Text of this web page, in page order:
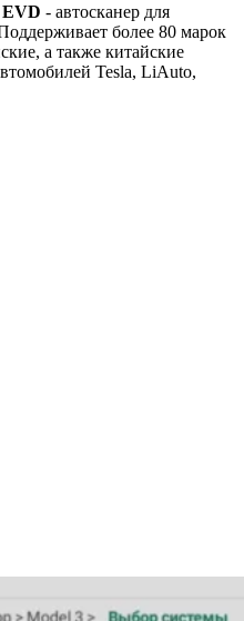
- автосканер для
более 80 марок
а также китайские
Tesla, LiAuto,